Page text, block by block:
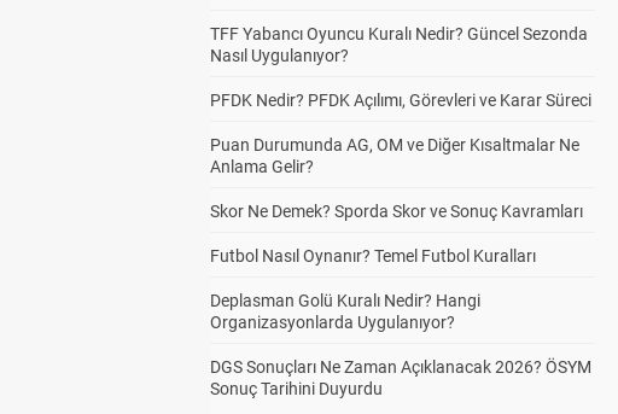
TFF Yabancı Oyuncu Kuralı Nedir? Güncel Sezonda
Nasıl Uygulanıyor?
PFDK Nedir? PFDK Açılımı, Görevleri ve Karar Süreci
Puan Durumunda AG, OM ve Diğer Kısaltmalar Ne
Anlama Gelir?
Skor Ne Demek? Sporda Skor ve Sonuç Kavramları
Futbol Nasıl Oynanır? Temel Futbol Kuralları
Deplasman Golü Kuralı Nedir? Hangi
Organizasyonlarda Uygulanıyor?
DGS Sonuçları Ne Zaman Açıklanacak 2026? ÖSYM
Sonuç Tarihini Duyurdu